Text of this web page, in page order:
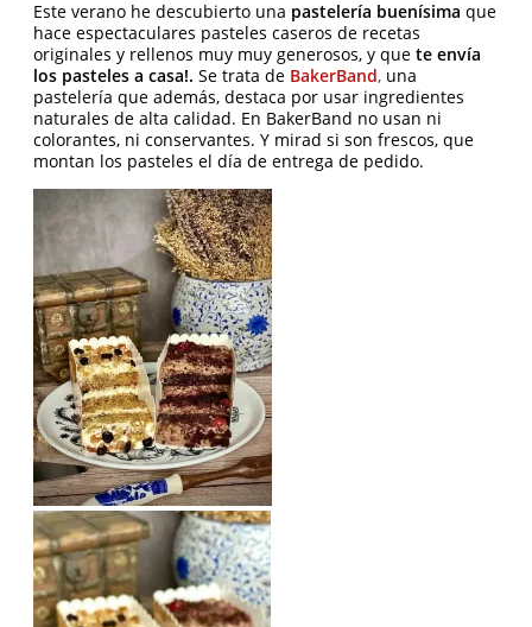
Este verano he descubierto una pastelería buenísima que
hace espectaculares pasteles caseros de recetas
originales y rellenos muy muy generosos, y que te envía
los pasteles a casa!. Se trata de BakerBand, una
pastelería que además, destaca por usar ingredientes
naturales de alta calidad. En BakerBand no usan ni
colorantes, ni conservantes. Y mirad si son frescos, que
montan los pasteles el día de entrega de pedido.